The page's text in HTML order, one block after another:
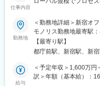
本社人事部門として、
■働き方：
リモート勤務は試用期
当社では、フレックス
います。
また当社はメーカー機
仕事内容
のもとで体系的な企業
構築を支援するほか、
ムの信頼できるアドバ
る独立した視点を提供し
■主な職務内容
・CFOおよび経営陣へ
イザリー
勤務地
＜勤務地詳細＞新宿オ
モノリス勤務地最寄駅
煙変更の範囲：会社の
【最寄り駅】
都庁前駅、新宿駅、新
給与
＜予定年収＞1,600万
訳＞年額（基本給）：